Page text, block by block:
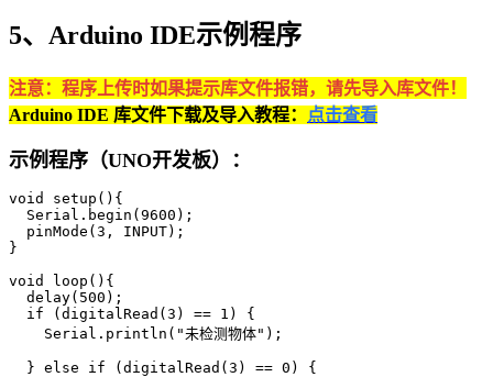
5、Arduino IDE示例程序
注意：程序上传时如果提示库文件报错，请先导入库文件！
Arduino IDE 库文件下载及导入教程： 点击查看
示例程序（UNO开发板）：
void setup(){
  Serial.begin(9600);
  pinMode(3, INPUT);
}
void loop(){
  delay(500);
  if (digitalRead(3) == 1) {
    Serial.println("未检测物体");
  } else if (digitalRead(3) == 0) {